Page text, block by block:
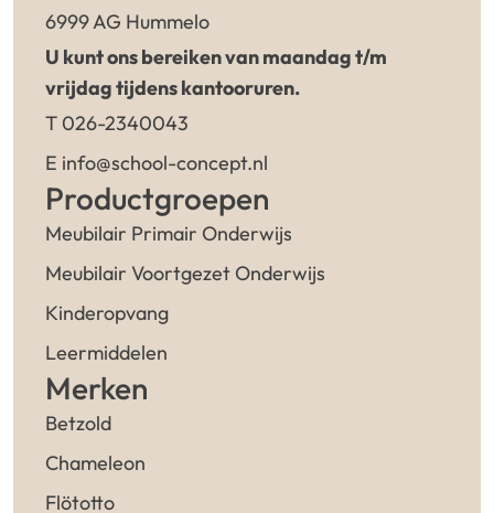
6999 AG Hummelo
U kunt ons bereiken van maandag t/m
vrijdag tijdens kantooruren.
T 026-2340043
E info@school-concept.nl
Productgroepen
Meubilair Primair Onderwijs
Meubilair Voortgezet Onderwijs
Kinderopvang
Leermiddelen
Merken
Betzold
Chameleon
Flötotto